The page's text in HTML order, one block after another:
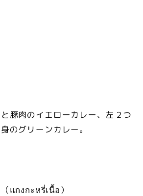
豚肉のイエローカレー、左２つ
のグリーンカレー。
แกงกะหรี่เนื้อ）